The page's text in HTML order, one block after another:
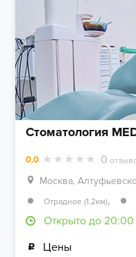
Стоматология
0.0 0
Москва,
Отрадное (1.2км),
Открыто до 20:00
Цены